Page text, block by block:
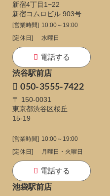
新宿4丁目1−22
新宿コムロビル 903号
[営業時間] 10:00～19:00
[定休日]
水曜日
電話する
渋谷駅前店
050-3555-7422
〒 150-0031
東京都渋谷区桜丘
15-19
[営業時間] 10:00～19:00
[定休日]
月曜日・火曜日
電話する
池袋駅前店